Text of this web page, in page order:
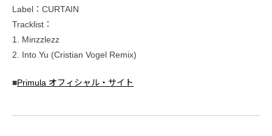
Label：CURTAIN
Tracklist：
1. Minzzlezz
2. Into Yu (Cristian Vogel Remix)
■Primula オフィシャル・サイト